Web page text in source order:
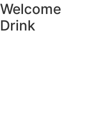
Welcome
Drink